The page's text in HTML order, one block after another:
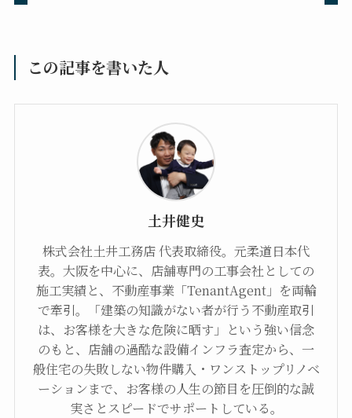
この記事を書いた人
土井健史
株式会社土井工務店 代表取締役。元柔道日本代
表。大阪を中心に、店舗専門の工事会社としての
施工実績と、不動産事業「TenantAgent」を両輪
で牽引。「建築の知識がない者が行う不動産取引
は、お客様を大きな危険に晒す」という強い信念
のもと、店舗の過酷な設備インフラ査定から、一
般住宅の失敗しない物件購入・ワンストップリノベ
ーションまで、お客様の人生の節目を圧倒的な誠
実さとスピードでサポートしている。